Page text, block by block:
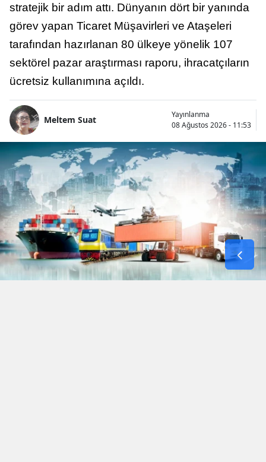
stratejik bir adım attı. Dünyanın dört bir yanında
görev yapan Ticaret Müşavirleri ve Ataşeleri
tarafından hazırlanan 80 ülkeye yönelik 107
sektörel pazar araştırması raporu, ihracatçıların
ücretsiz kullanımına açıldı.
Meltem Suat
Yayınlanma
08 Ağustos 2026 - 11:53